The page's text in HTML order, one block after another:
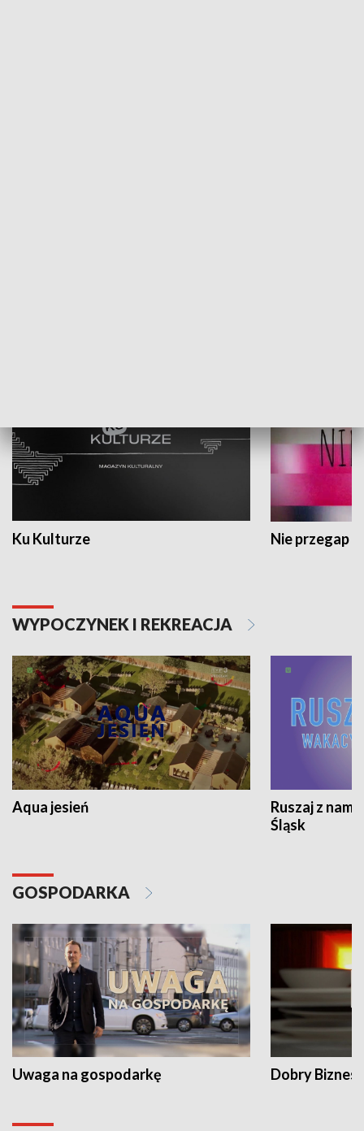
Ku Kulturze Nie przegap
WYPOCZYNEK I REKREACJA
Aqua jesień
Ruszaj z
Śląsk
GOSPODARKA
Uwaga na gospodarkę Dobry Biznes